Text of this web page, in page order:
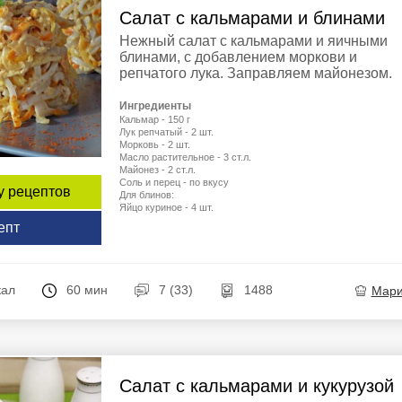
рецептов
Салат с кальмарами и блинами
Нежный салат с кальмарами и яичными
блинами, с добавлением моркови и
репчатого лука. Заправляем майонезом.
Ингредиенты
Кальмар - 150 г
Лук репчатый - 2 шт.
Морковь - 2 шт.
Масло растительное - 3 ст.л.
Майонез - 2 ст.л.
Соль и перец - по вкусу
Для блинов:
Яйцо куриное - 4 шт.
60 мин 7 (33) 1488
Салат с кальмарами и кукурузой